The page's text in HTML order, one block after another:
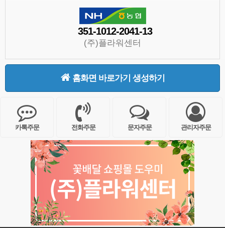
351-1012-2041-13
(주)플라워센터
홈화면 바로가기 생성하기
카톡주문 전화주문 문자주문 관리자주문